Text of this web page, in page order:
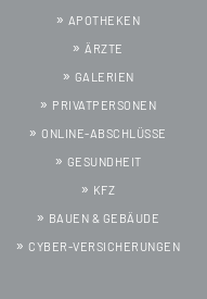
APOTHEKEN
ÄRZTE
GALERIEN
PRIVATPERSONEN
ONLINE-ABSCHLÜSSE
GESUNDHEIT
KFZ
BAUEN & GEBÄUDE
CYBER-VERSICHERUNGEN